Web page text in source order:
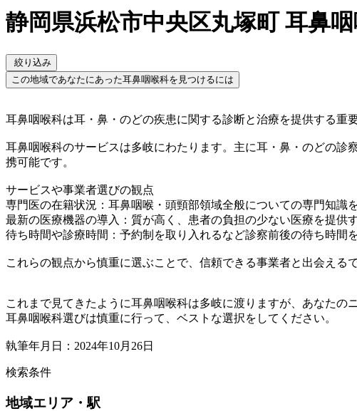
静岡県浜松市中央区丸塚町 耳鼻
絞り込み
この地域であなたにあった耳鼻咽喉科を見つけるには
耳鼻咽喉科は耳・鼻・のどの疾患に関する診断と治療を提供する重
耳鼻咽喉科のサービスは多岐にわたります。主に耳・鼻・のどの
携可能です。
サービスや事業者選びの観点
専門医の在籍状況：耳鼻咽喉・頭頸部領域全般についての専門知識
最新の医療機器の導入：質が高く、患者の負担の少ない医療を提
待ち時間や診療時間：予約制を取り入れるなど診察前後の待ち時
これらの観点から慎重に選ぶことで、信頼できる事業者と出会えるで
これまで見てきたように耳鼻咽喉科は多岐に渡りますが、あなたの
耳鼻咽喉科選びは慎重に行って、ベストな選択をしてください。
執筆年月日：2024年10月26日
検索条件
地域エリア・駅